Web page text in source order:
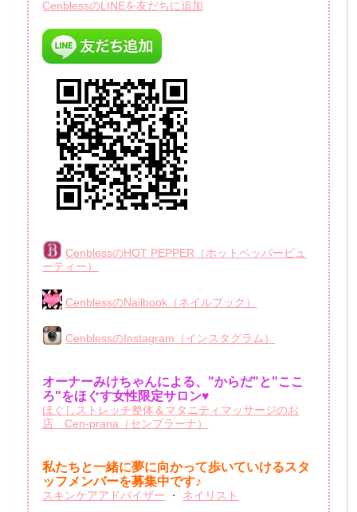
CenblessのLINEを友だちに追加
CenblessのHOT PEPPER（ホットペッパービュ
ーティー）
CenblessのNailbook（ネイルブック）
CenblessのInstagram（インスタグラム）
オーナーみけちゃんによる、"からだ"と"ここ
ろ"をほぐす女性限定サロン♥
ほぐしストレッチ整体＆マタニティマッサージのお
店 Cen-prana（センプラーナ）
私たちと一緒に夢に向かって歩いていけるスタ
ッフメンバーを募集中です♪
スキンケアアドバイザー ・ ネイリスト